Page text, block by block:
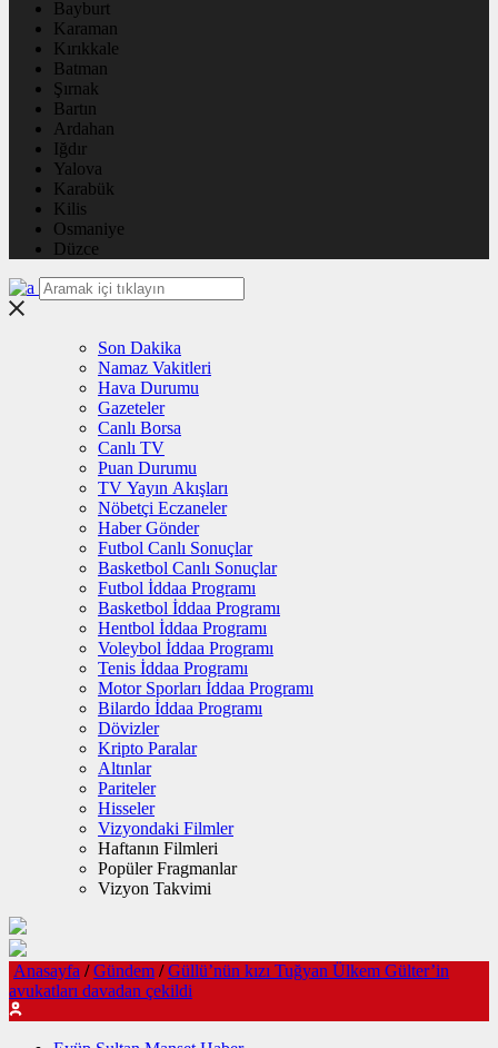
Bayburt
Karaman
Kırıkkale
Batman
Şırnak
Bartın
Ardahan
Iğdır
Yalova
Karabük
Kilis
Osmaniye
Düzce
Son Dakika
Namaz Vakitleri
Hava Durumu
Gazeteler
Canlı Borsa
Canlı TV
Puan Durumu
TV Yayın Akışları
Nöbetçi Eczaneler
Haber Gönder
Futbol Canlı Sonuçlar
Basketbol Canlı Sonuçlar
Futbol İddaa Programı
Basketbol İddaa Programı
Hentbol İddaa Programı
Voleybol İddaa Programı
Tenis İddaa Programı
Motor Sporları İddaa Programı
Bilardo İddaa Programı
Dövizler
Kripto Paralar
Altınlar
Pariteler
Hisseler
Vizyondaki Filmler
Haftanın Filmleri
Popüler Fragmanlar
Vizyon Takvimi
Anasayfa / Gündem / Güllü’nün kızı Tuğyan Ülkem Gülter’in
avukatları davadan çekildi